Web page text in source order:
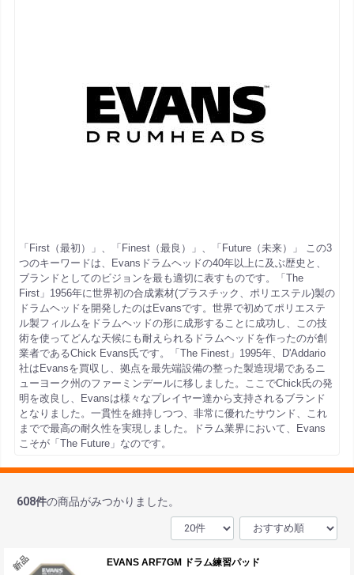
「First（最初）」、「Finest（最良）」、「Future（未来）」 この3
つのキーワードは、Evansドラムヘッドの40年以上に及ぶ歴史と、
ブランドとしてのビジョンを最も適切に表すものです。「The
First」1956年に世界初の合成素材(プラスチック、ポリエステル)製の
ドラムヘッドを開発したのはEvansです。世界で初めてポリエステ
ル製フィルムをドラムヘッドの形に成形することに成功し、この技
術を使ってどんな天候にも耐えられるドラムヘッドを作ったのが創
業者であるChick Evans氏です。「The Finest」1995年、D'Addario
社はEvansを買収し、拠点を最先端設備の整った製造現場であるニ
ューヨーク州のファーミンデールに移しました。ここでChick氏の発
明を改良し、Evansは様々なプレイヤー達から支持されるブランド
となりました。一貫性を維持しつつ、非常に優れたサウンド、これ
までで最高の耐久性を実現しました。ドラム業界において、Evans
こそが「The Future」なのです。
608件の商品がみつかりました。
EVANS ARF7GM ドラム練習パッド